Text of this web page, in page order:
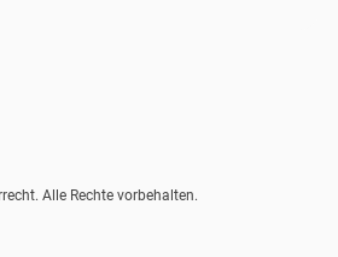
Alle Rechte vorbehalten.